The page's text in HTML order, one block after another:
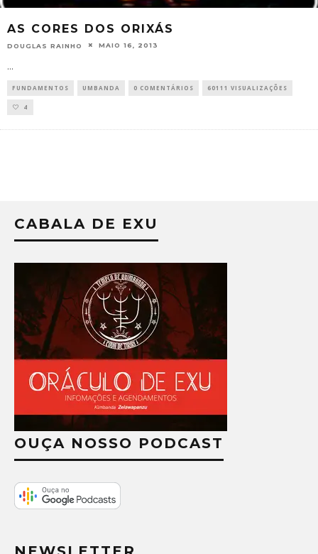
AS CORES DOS ORIXÁS
DOUGLAS RAINHO MAIO 16, 2013
...
FUNDAMENTOS UMBANDA 0 COMENTÁRIOS 60111 VISUALIZAÇÕES
4
CABALA DE EXU
OUÇA NOSSO PODCAST